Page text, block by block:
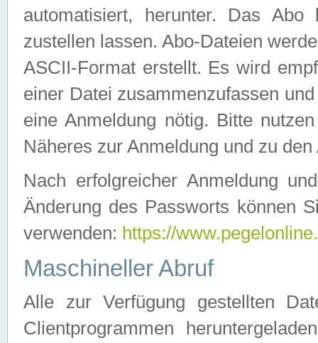
automatisiert, herunter. Das
zustellen lassen. Abo-Dateien
ASCII-Format erstellt. Es wird
einer Datei zusammenzufassen
eine Anmeldung nötig. Bitte
Näheres zur Anmeldung und zu
Nach erfolgreicher Anmeldung
Änderung des Passworts können
verwenden: https://
Maschineller Abruf
Alle zur Verfügung gestellten
Clientprogrammen